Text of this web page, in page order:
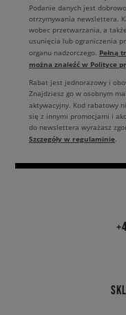
Podanie danych jest
otrzymywania newslettera.
wobec przetwarzania, a
usunięcia lub ograniczenia
organu nadzorczego. Pełną
można znaleźć w Polityce
Rabat jest jednorazowy i
Znajdziesz go w osobnym
aktywacyjny. Kod rabatowy
się z innymi promocjami i
do newslettera wyrażasz
Szczegóły w regulaminie.